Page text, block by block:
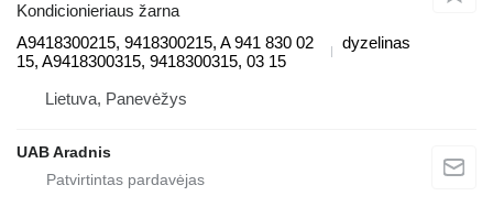
Kondicionieriaus žarna
A9418300215, 9418300215, A 941 830 02
15, A9418300315, 9418300315, 03 15
dyzelinas
Lietuva, Panevėžys
UAB Aradnis